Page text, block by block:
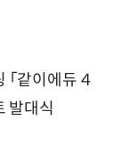
「같이에듀 4
발대식